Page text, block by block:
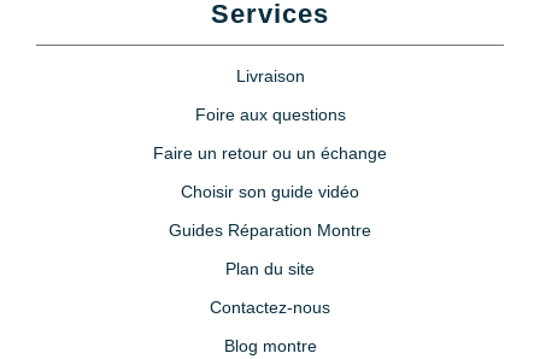
Services
Livraison
Foire aux questions
Faire un retour ou un échange
Choisir son guide vidéo
Guides Réparation Montre
Plan du site
Contactez-nous
Blog montre